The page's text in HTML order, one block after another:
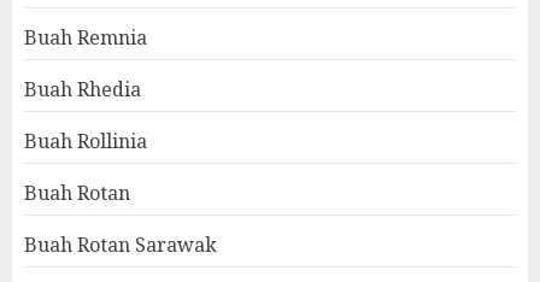
Buah Remnia
Buah Rhedia
Buah Rollinia
Buah Rotan
Buah Rotan Sarawak